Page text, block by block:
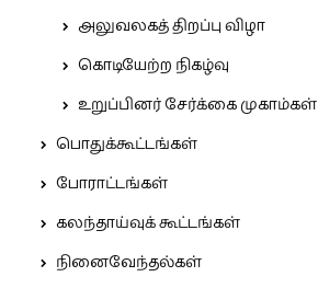
அலுவலகத் திறப்பு விழா
கொடியேற்ற நிகழ்வு
உறுப்பினர் சேர்க்கை முகாம்கள்
பொதுக்கூட்டங்கள்
போராட்டங்கள்
கலந்தாய்வுக் கூட்டங்கள்
நினைவேந்தல்கள்